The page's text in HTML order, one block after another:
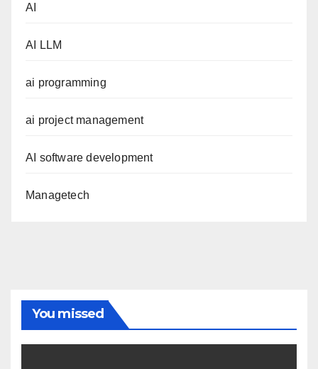
AI
AI LLM
ai programming
ai project management
AI software development
Managetech
You missed